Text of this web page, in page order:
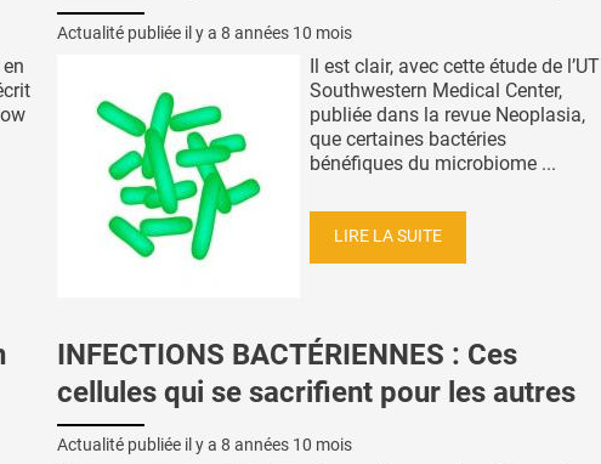
Actualité publiée il y a 8 années 10 mois
Il est clair, avec cette étude de l’UT
Southwestern Medical Center,
publiée dans la revue Neoplasia,
que certaines bactéries
bénéfiques du microbiome ...
LIRE LA SUITE
INFECTIONS BACTÉRIENNES : Ces
cellules qui se sacrifient pour les autres
Actualité publiée il y a 8 années 10 mois